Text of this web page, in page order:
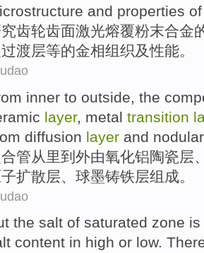
and properties
齿轮齿面激光熔覆粉末合金
过渡层等的金相组织及性能。
inner to outside , the
layer, metal transition
diffusion layer and nodular
管从 里到 外由氧化铝陶瓷层
扩散层、 球墨铸铁层组成。
the salt of saturated zone is
content in high or low.